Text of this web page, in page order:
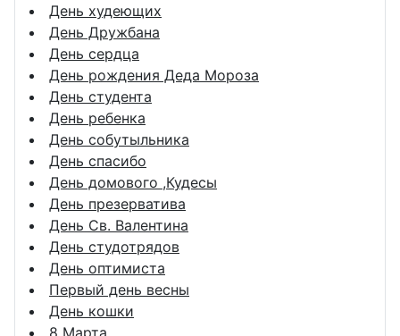
День худеющих
День Дружбана
День сердца
День рождения Деда Мороза
День студента
День ребенка
День собутыльника
День спасибо
День домового ,Кудесы
День презерватива
День Св. Валентина
День студотрядов
День оптимиста
Первый день весны
День кошки